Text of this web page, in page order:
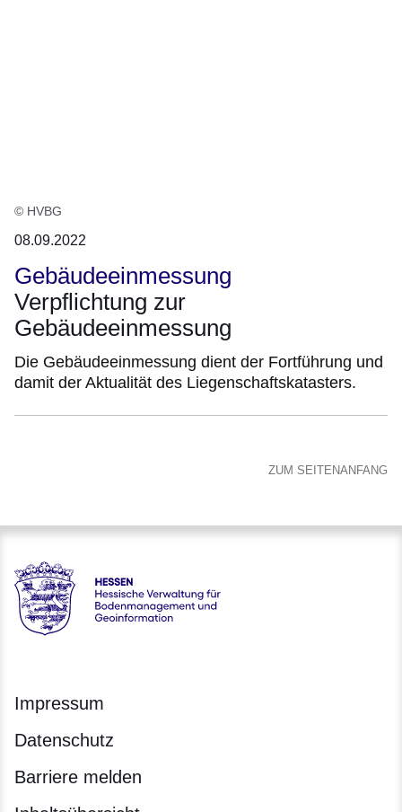
© HVBG
08.09.2022
Gebäudeeinmessung
Verpflichtung zur
Gebäudeeinmessung
Die Gebäudeeinmessung dient der Fortführung und
damit der Aktualität des Liegenschaftskatasters.
ZUM SEITENANFANG
Hessen - Hessische Verwaltung für Bodenmanagement und
Impressum
Datenschutz
Barriere melden